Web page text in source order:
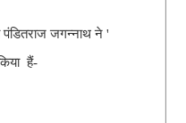
पंडितराज जगन्नाथ ने '
हैं-